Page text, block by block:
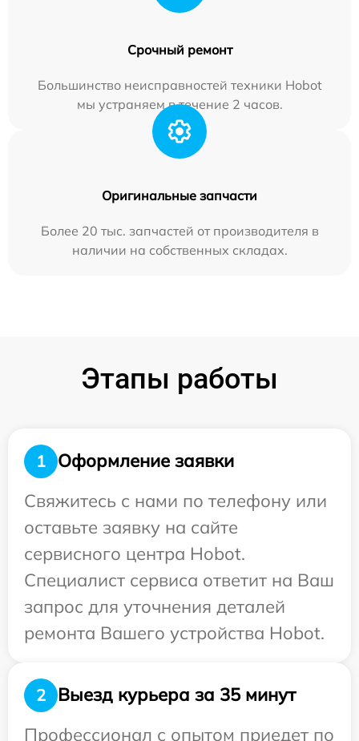
Срочный ремонт
Большинство неисправностей техники Hobot
мы устраняем в течение 2 часов.
Оригинальные запчасти
Более 20 тыс. запчастей от производителя в
наличии на собственных складах.
Этапы работы
1
Оформление заявки
Свяжитесь с нами по телефону или
оставьте заявку на сайте
сервисного центра Hobot.
Специалист сервиса ответит на Ваш
запрос для уточнения деталей
ремонта Вашего устройства Hobot.
2
Выезд курьера за 35 минут
Профессионал с опытом приедет по